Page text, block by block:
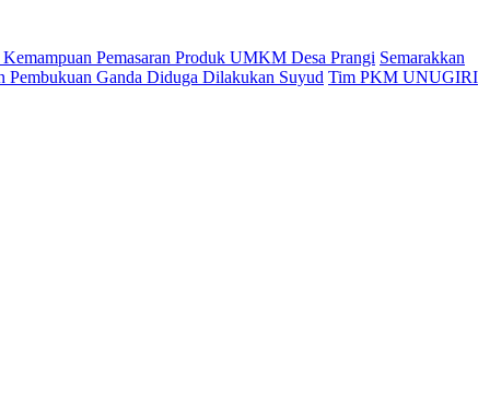
Pemasaran Produk UMKM Desa Prangi Semarakkan
Pembukuan Ganda Diduga Dilakukan Suyud Tim PKM UNUGIRI